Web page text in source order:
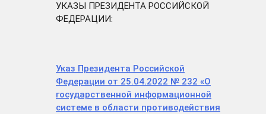
УКАЗЫ ПРЕЗИДЕНТА РОССИЙСКОЙ
ФЕДЕРАЦИИ:
Указ Президента Российской
Федерации от 25.04.2022 № 232 «О
государственной информационной
системе в области противодействия